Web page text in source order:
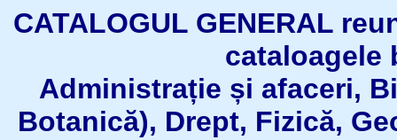
CATALOGUL GENERAL
Administrație și afaceri,
Botanică), Drept, Fizică,